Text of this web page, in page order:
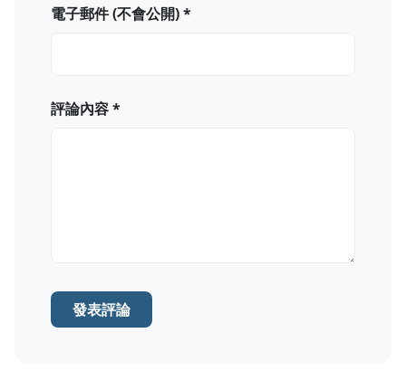
電子郵件 (不會公開) *
評論內容 *
發表評論